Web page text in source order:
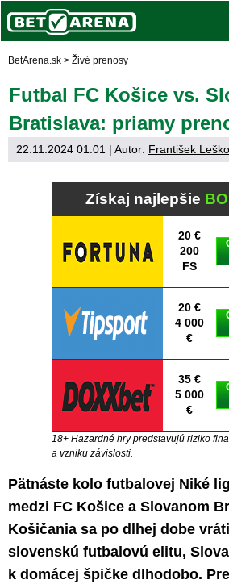
BetArena.sk > Živé prenosy
Futbal FC Košice vs.
Bratislava: priamy
22.11.2024 01:01 | Autor: František Leško
Získaj najlepšie
20 €
200
FS
20 €
4 000
€
35 €
5 000
€
18+ Hazardné hry predstavujú riziko
a vzniku závislosti.
Pätnáste kolo futbalovej Niké
medzi FC Košice a Slovanom
Košičania sa po dlhej dobe
slovenskú futbalovú elitu,
k domácej špičke dlhodobo.